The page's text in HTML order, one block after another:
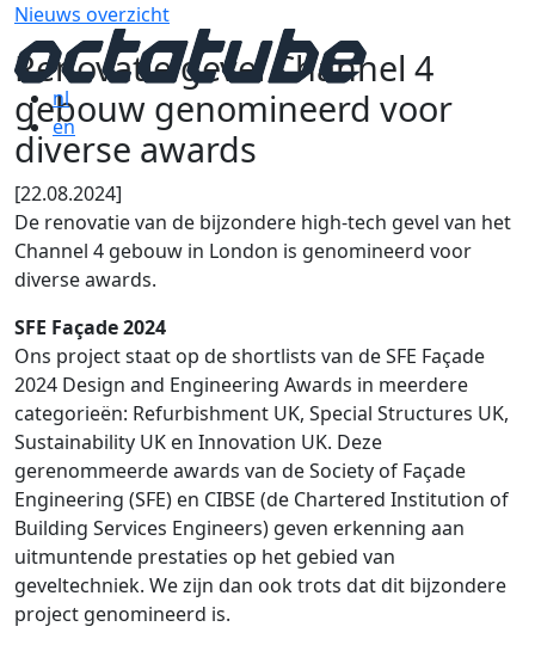
nl
en
Nieuws overzicht
Renovatie gevel Channel 4
gebouw genomineerd voor
diverse awards
[22.08.2024]
De renovatie van de bijzondere high-tech gevel van het
Channel 4 gebouw in London is genomineerd voor
diverse awards.
SFE Façade 2024
Ons project staat op de shortlists van de SFE Façade
2024 Design and Engineering Awards in meerdere
categorieën: Refurbishment UK, Special Structures UK,
Sustainability UK en Innovation UK. Deze
gerenommeerde awards van de Society of Façade
Engineering (SFE) en CIBSE (de Chartered Institution of
Building Services Engineers) geven erkenning aan
uitmuntende prestaties op het gebied van
geveltechniek. We zijn dan ook trots dat dit bijzondere
project genomineerd is.